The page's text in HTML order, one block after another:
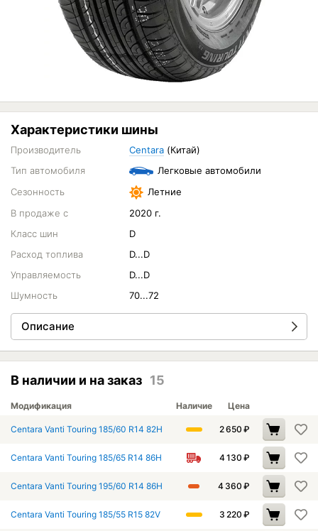
Характеристики шины
Производитель Centara (Китай)
Тип автомобиля
Легковые автомобили
Сезонность
Летние
В продаже с
2020 г.
Класс шин
D
Расход топлива
D...D
Управляемость
D...D
Шумность
70...72
Описание
В наличии и на заказ 15
Модификация Наличие Цена
Centara Vanti Touring 185/60 R14 82H 2 650 ₽
Centara Vanti Touring 185/65 R14 86H 4 130 ₽
Centara Vanti Touring 195/60 R14 86H 4 360 ₽
Centara Vanti Touring 185/55 R15 82V 3 220 ₽